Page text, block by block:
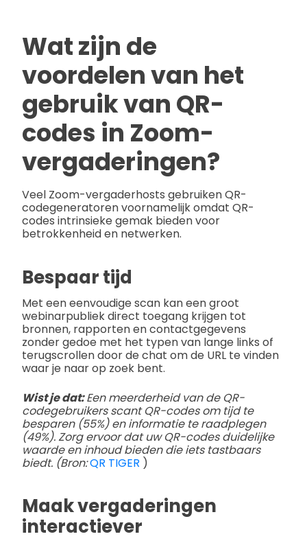
Wat zijn de
voordelen van het
gebruik van QR-
codes in Zoom-
vergaderingen?
Veel Zoom-vergaderhosts gebruiken QR-
codegeneratoren voornamelijk omdat QR-
codes intrinsieke gemak bieden voor
betrokkenheid en netwerken.
Bespaar tijd
Met een eenvoudige scan kan een groot
webinarpubliek direct toegang krijgen tot
bronnen, rapporten en contactgegevens
zonder gedoe met het typen van lange links of
terugscrollen door de chat om de URL te vinden
waar je naar op zoek bent.
Wist je dat:Een meerderheid van de QR-
codegebruikers scant QR-codes om tijd te
besparen (55%) en informatie te raadplegen
(49%). Zorg ervoor dat uw QR-codes duidelijke
waarde en inhoud bieden die iets tastbaars
biedt. (Bron:QR TIGER )
Maak vergaderingen
interactiever